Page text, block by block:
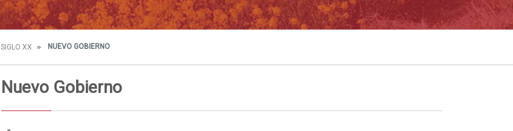
SIGLO XX NUEVO GOBIERNO
Nuevo Gobierno